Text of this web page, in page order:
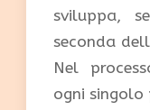
sviluppa,
seconda
Nel
ogni singolo